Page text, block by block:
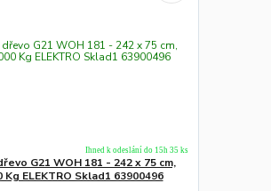
G21 WOH 181 - 242 x 75 cm,
Kg ELEKTRO Sklad1 63900496
Ihned k odeslání do 15h 35 ks